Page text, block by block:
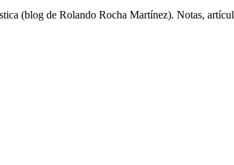
(blog de Rolando Rocha Martínez). Notas,